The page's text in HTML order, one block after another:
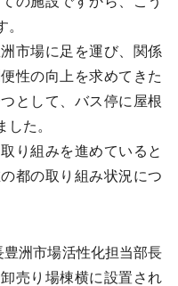
市場に足を運び、関係
性の向上を求めてきた
として、バス停に屋根
た。
り組みを進めていると
都の取り組み状況につ
洲市場活性化担当部長
売り場棟横に設置され